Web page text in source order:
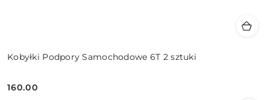
Kobyłki Podpory Samochodowe 6T 2 sztuki
Cena:
160.00